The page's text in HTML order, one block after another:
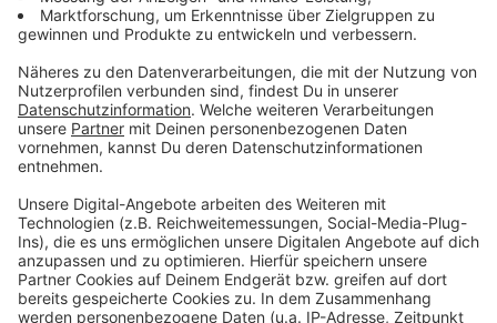
Anzeige
Ende 2026 soll der Umbau fertig sein
Anzeige
Hier wurden die Kreuzungen barrierefrei gestaltet,
neue Bäume gepflanzt und Fahrradständer und Bänke
aufgestellt. Laut Stadt soll der zweite Bauabschnitt
Ende 2026 fertig sein.